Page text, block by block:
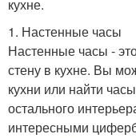
кухне.
1. Настенные часы
Настенные часы -
стену в кухне. Вы
кухни или найти
остального
интересными